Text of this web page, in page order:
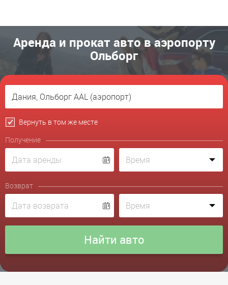
Аренда и прокат авто в аэропорту
Ольборг
Вернуть в том же месте
Получение
Возврат